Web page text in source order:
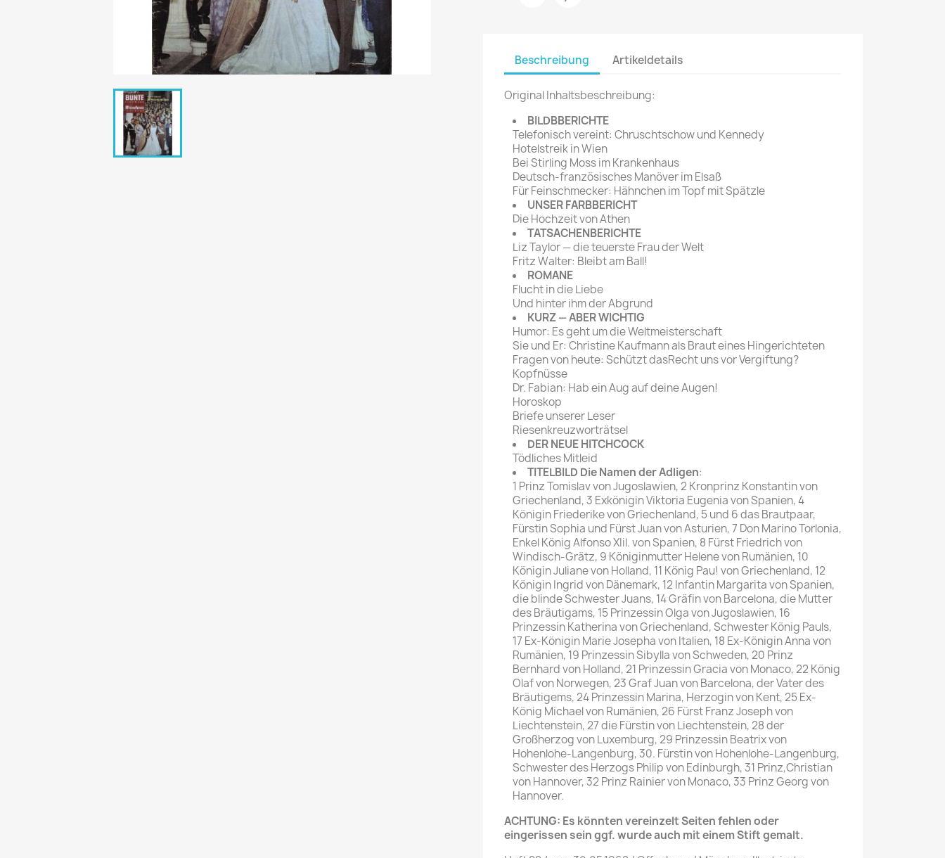
Bunte Illustrierte Zeitschrift
Cicero Zeitschrift
Das Magazin
DER SPIEGEL Zeitschrift
TAGES &
WOCHENZEITUNGEN
Bildzeitung
Frankfurter Allgemeine
Magazin
Frankfurter Illustrierte
SONSTIGE
Magazine
Beschreibung Artikeldetails
Original Inhaltsbeschreibung:
BILDBBERICHTE
Telefonisch vereint: Chruschtschow und Kennedy
Hotelstreik in Wien
Bei Stirling Moss im Krankenhaus
Deutsch-französisches Manöver im Elsaß
Für Feinschmecker: Hähnchen im Topf mit Spätzle
UNSER FARBBERICHT
Die Hochzeit von Athen
TATSACHENBERICHTE
Liz Taylor — die teuerste Frau der Welt
Fritz Walter: Bleibt am Ball!
ROMANE
Flucht in die Liebe
Und hinter ihm der Abgrund
KURZ — ABER WICHTIG
Humor: Es geht um die Weltmeisterschaft
Sie und Er: Christine Kaufmann als Braut eines Hingerichteten
Fragen von heute: Schützt dasRecht uns vor Vergiftung?
Kopfnüsse
Dr. Fabian: Hab ein Aug auf deine Augen!
Horoskop
Briefe unserer Leser
Riesenkreuzworträtsel
DER NEUE HITCHCOCK
Tödliches Mitleid
TITELBILD Die Namen der Adligen:
1 Prinz Tomislav von Jugoslawien, 2 Kronprinz Konstantin von
Griechenland, 3 Exkönigin Viktoria Eugenia von Spanien, 4
Königin Friederike von Griechenland, 5 und 6 das Brautpaar,
Fürstin Sophia und Fürst Juan von Asturien, 7 Don Marino Torlonia,
Enkel König Alfonso XIil. von Spanien, 8 Fürst Friedrich von
Windisch-Grätz, 9 Königinmutter Helene von Rumänien, 10
Königin Juliane von Holland, 11 König Pau! von Griechenland, 12
Königin Ingrid von Dänemark, 12 Infantin Margarita von Spanien,
die blinde Schwester Juans, 14 Gräfin von Barcelona, die Mutter
des Bräutigams, 15 Prinzessin Olga von Jugoslawien, 16
Prinzessin Katherina von Griechenland, Schwester König Pauls,
17 Ex-Königin Marie Josepha von Italien, 18 Ex-Königin Anna von
Rumänien, 19 Prinzessin Sibylla von Schweden, 20 Prinz
Bernhard von Holland, 21 Prinzessin Gracia von Monaco, 22 König
Olaf von Norwegen, 23 Graf Juan von Barcelona, der Vater des
Bräutigems, 24 Prinzessin Marina, Herzogin von Kent, 25 Ex-
König Michael von Rumänien, 26 Fürst Franz Joseph von
Liechtenstein, 27 die Fürstin von Liechtenstein, 28 der
Großherzog von Luxemburg, 29 Prinzessin Beatrix von
Hohenlohe-Langenburg, 30. Fürstin von Hohenlohe-Langenburg,
Schwester des Herzogs Philip von Edinburgh, 31 Prinz,Christian
von Hannover, 32 Prinz Rainier von Monaco, 33 Prinz Georg von
Hannover.
ACHTUNG: Es könnten vereinzelt Seiten fehlen oder
eingerissen sein ggf. wurde auch mit einem Stift gemalt.